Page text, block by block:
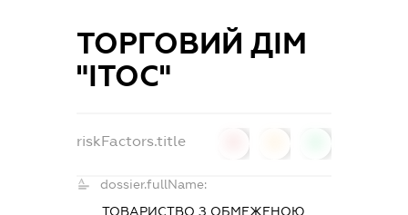
ТОРГОВИЙ ДІМ
"ІТОС"
riskFactors.title
dossier.fullName:
ТОВАРИСТВО З ОБМЕЖЕНОЮ